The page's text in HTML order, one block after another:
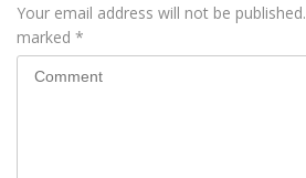
Your email address will not be published.
marked *